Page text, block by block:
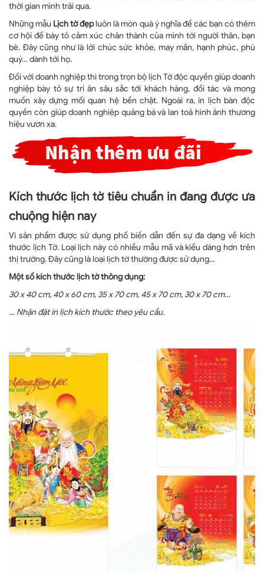
thời gian mình trải qua.
Những mẫu Lịch tờ đẹpluôn là món quà ý nghĩa để các bạn có thêm
cơ hội để bày tỏ cảm xúc chân thành của mình tới người thân, bạn
bè. Đây cũng như là lời chúc sức khỏe, may mắn, hạnh phúc, phú
quý… dành tới họ.
Đối với doanh nghiệp thì trong trọn bộ lịch Tờ độc quyền giúp doanh
nghiệp bày tỏ sự tri ân sâu sắc tới khách hàng, đối tác và mong
muốn xây dựng mối quan hệ bền chặt. Ngoài ra, in lịch bàn độc
quyền còn giúp doanh nghiệp quảng bá và lan toả hình ảnh thương
hiệu vươn xa.
Kích thước lịch tờ tiêu chuẩn in đang được ưa
chuộng hiện nay
Vì sản phẩm được sử dụng phổ biến dẫn đến sự đa dạng về kích
thước lịch Tờ. Loại lịch này có nhiều mẫu mã và kiểu dáng hơn trên
thị trường. Đây cũng là loại lịch tờ thường được sử dụng…
Một số kích thước lịch tờ thông dụng:
30 x 40 cm, 40 x 60 cm, 35 x 70 cm, 45 x 70 cm, 30 x 70 cm…
… Nhận đặt in lịch kích thước theo yêu cầu.